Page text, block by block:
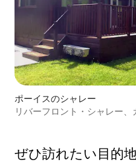
ポーイスのシャレー
リバーフロント・シャレー
ぜひ訪⁠れ⁠た⁠い目⁠的⁠